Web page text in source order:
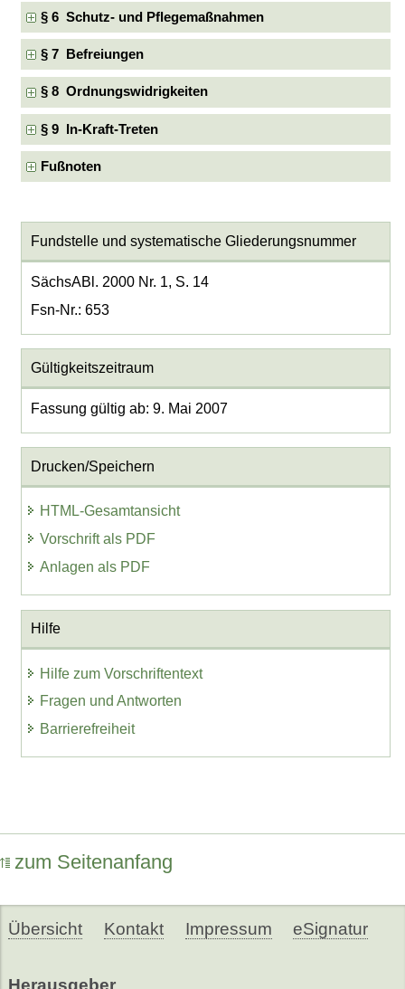
§ 6 Schutz- und Pflegemaßnahmen
§ 7 Befreiungen
§ 8 Ordnungswidrigkeiten
§ 9 In-Kraft-Treten
Fußnoten
Fundstelle und systematische Gliederungsnummer
SächsABl. 2000 Nr. 1, S. 14
Fsn-Nr.: 653
Gültigkeitszeitraum
Fassung gültig ab: 9. Mai 2007
Drucken/Speichern
HTML-Gesamtansicht
Vorschrift als PDF
Anlagen als PDF
Hilfe
Hilfe zum Vorschriftentext
Fragen und Antworten
Barrierefreiheit
zum Seitenanfang
Übersicht Kontakt Impressum eSignatur
Herausgeber